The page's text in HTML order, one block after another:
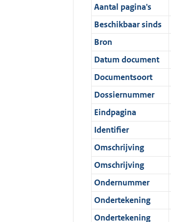
p
u
b
l
i
c
a
t
i
e
i
n
f
o
r
m
a
Aantal pagina's
Beschikbaar sinds
Bron
Datum document
Documentsoort
Dossiernummer
Eindpagina
Identifier
Omschrijving
Omschrijving
Ondernummer
Ondertekening
Ondertekening